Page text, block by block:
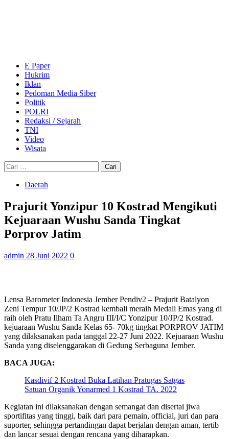
E Paper
Hukrim
Iklan
Pedoman Media Siber
Politik
POLRI
Redaksi / Sejarah
TNI
Video
Wisata
Cari
untuk:
Daerah
Prajurit Yonzipur 10 Kostrad Mengikuti
Kejuaraan Wushu Sanda Tingkat
Porprov Jatim
admin 28 Juni 2022 0
Lensa Barometer Indonesia Jember Pendiv2 – Prajurit Batalyon
Zeni Tempur 10/JP/2 Kostrad kembali meraih Medali Emas yang di
raih oleh Pratu Ilham Ta Angru III/I/C Yonzipur 10/JP/2 Kostrad.
kejuaraan Wushu Sanda Kelas 65- 70kg tingkat PORPROV JATIM
yang dilaksanakan pada tanggal 22-27 Juni 2022. Kejuaraan Wushu
Sanda yang diselenggarakan di Gedung Serbaguna Jember.
BACA JUGA:
Kasdivif 2 Kostrad Buka Latihan Pratugas Satgas
Satuan Organik Yonarmed 1 Kostrad TA. 2022
Kegiatan ini dilaksanakan dengan semangat dan disertai jiwa
sportifitas yang tinggi, baik dari para pemain, official, juri dan para
suporter, sehingga pertandingan dapat berjalan dengan aman, tertib
dan lancar sesuai dengan rencana yang diharapkan.